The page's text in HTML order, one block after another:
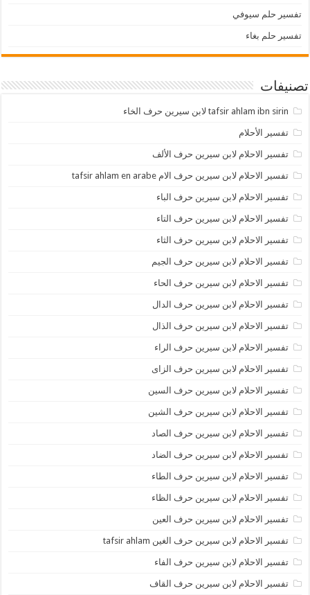
تفسير حلم سيوفي
تفسير حلم بغاء
تصنيفات
tafsir ahlam ibn sirin لابن سيرين حرف الخاء
تفسير الأحلام
تفسير الاحلام لابن سيرين حرف الألف
تفسير الاحلام لابن سيرين حرف الام tafsir ahlam en arabe
تفسير الاحلام لابن سيرين حرف الباء
تفسير الاحلام لابن سيرين حرف التاء
تفسير الاحلام لابن سيرين حرف الثاء
تفسير الاحلام لابن سيرين حرف الجيم
تفسير الاحلام لابن سيرين حرف الحاء
تفسير الاحلام لابن سيرين حرف الدال
تفسير الاحلام لابن سيرين حرف الذال
تفسير الاحلام لابن سيرين حرف الراء
تفسير الاحلام لابن سيرين حرف الزاى
تفسير الاحلام لابن سيرين حرف السين
تفسير الاحلام لابن سيرين حرف الشين
تفسير الاحلام لابن سيرين حرف الصاد
تفسير الاحلام لابن سيرين حرف الضاد
تفسير الاحلام لابن سيرين حرف الطاء
تفسير الاحلام لابن سيرين حرف الظاء
تفسير الاحلام لابن سيرين حرف العين
تفسير الاحلام لابن سيرين حرف الغين tafsir ahlam
تفسير الاحلام لابن سيرين حرف الفاء
تفسير الاحلام لابن سيرين حرف القاف